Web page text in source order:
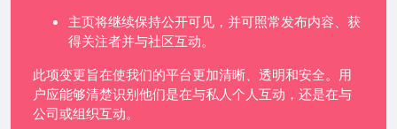
主页将继续保持公开可见，并可照常发布内容、获
得关注者并与社区互动。
此项变更旨在使我们的平台更加清晰、透明和安全。用
户应能够清楚识别他们是在与私人个人互动，还是在与
公司或组织互动。